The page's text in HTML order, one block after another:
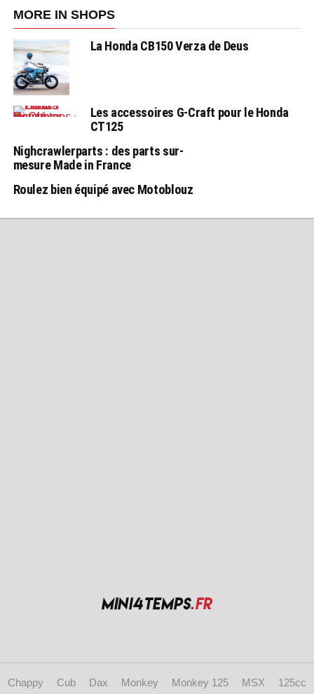
MORE IN SHOPS
La Honda CB150 Verza de Deus
Les accessoires G-Craft pour le Honda
CT125
Nighcrawlerparts : des parts sur-
mesure Made in France
Roulez bien équipé avec Motoblouz
Chappy Cub Dax Monkey Monkey 125 MSX 125cc